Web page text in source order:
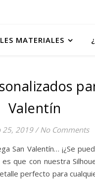
MATERIALES
Valentín
25, 2019 / No Comments
San Valentín… ¡¿Se
es que con nuestra
perfecto para